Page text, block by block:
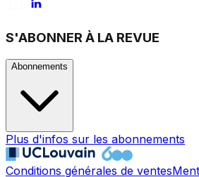
S'ABONNER À LA REVUE
Abonnements
Plus d'infos sur les abonnements
Conditions générales de ventes